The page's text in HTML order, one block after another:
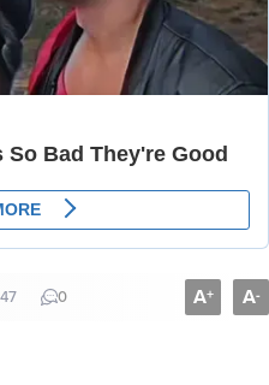
0 A+ A-